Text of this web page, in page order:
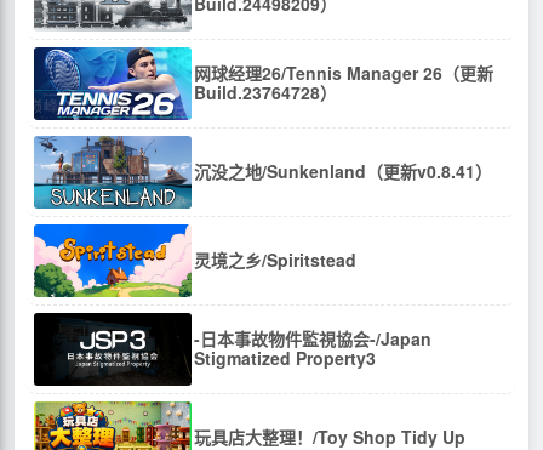
网球经理26/Tennis Manager 26（更新
Build.23764728）
沉没之地/Sunkenland（更新v0.8.41）
灵境之乡/Spiritstead
-日本事故物件監視協会-/Japan
Stigmatized Property3
玩具店大整理！/Toy Shop Tidy Up